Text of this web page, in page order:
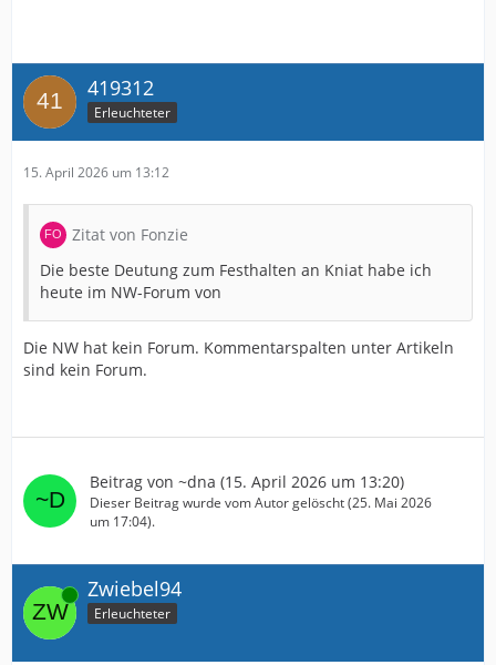
419312
Erleuchteter
15. April 2026 um 13:12
Zitat von Fonzie
Die beste Deutung zum Festhalten an Kniat habe ich
heute im NW-Forum von
Die NW hat kein Forum. Kommentarspalten unter Artikeln
sind kein Forum.
Beitrag von ~dna (15. April 2026 um 13:20)
Dieser Beitrag wurde vom Autor gelöscht (25. Mai 2026
um 17:04).
Online Zwiebel94
Erleuchteter